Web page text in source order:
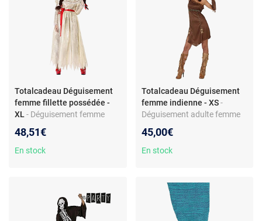
Totalcadeau Déguisement
femme fillette possédée -
XL - Déguisement femme
robe avec ceinture rouge -
polyester - inclut la robe
48,51€
En stock
Totalcadeau Déguisement
femme indienne - XS -
Déguisement adulte femme
- Polyester - Pour soirées,
carnaval
45,00€
En stock